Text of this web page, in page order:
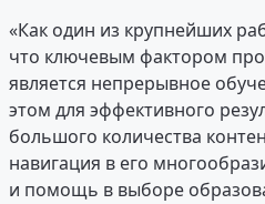
«Как один из крупнейших
что ключевым фактором
является непрерывное
этом для эффективного
большого количества
навигация в его
и помощь в выборе